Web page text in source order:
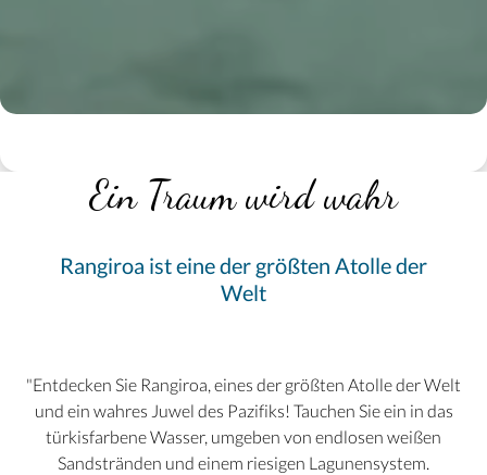
Ein Traum wird wahr
Rangiroa ist eine der größten Atolle der
Welt
"Entdecken Sie Rangiroa, eines der größten Atolle der Welt
und ein wahres Juwel des Pazifiks! Tauchen Sie ein in das
türkisfarbene Wasser, umgeben von endlosen weißen
Sandstränden und einem riesigen Lagunensystem.